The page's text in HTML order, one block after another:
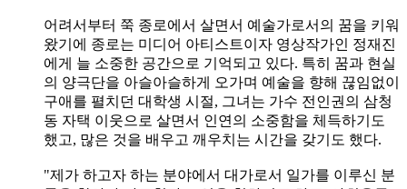
어려서부터 쭉 종로에서 살면서 예술가로서의 꿈을 키워
왔기에 종로는 미디어 아티스트이자 영상작가인 정재진
에게 늘 소중한 공간으로 기억되고 있다. 특히 꿈과 현실
의 양극단을 아슬아슬하게 오가며 예술을 향해 끊임없이
구애를 펼치던 대학생 시절, 그녀는 가수 전인권의 삼청
동 자택 이웃으로 살면서 인연의 소중함을 체득하기도
했고, 많은 것을 배우고 깨우치는 시간을 갖기도 했다.
"제가 하고자 하는 분야에서 대가로서 일가를 이루신 분